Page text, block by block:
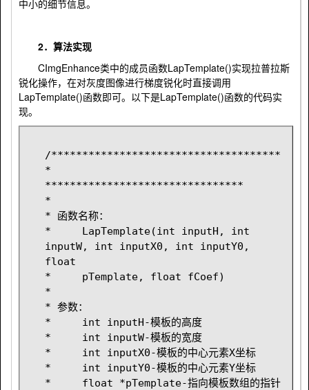
中小的细节信息。
2．算法实现
CImgEnhance类中的成员函数LapTemplate()实现拉普拉斯
锐化操作，在对灰度图像进行梯度锐化时直接调用
LapTemplate()函数即可。以下是LapTemplate()函数的代码实
现。
/*************************************
*
********************************
*
* 函数名称：
*     LapTemplate(int inputH, int
inputW, int inputX0, int inputY0,
float
*     pTemplate, float fCoef)
*
* 参数：
*     int inputH-模板的高度
*     int inputW-模板的宽度
*     int inputX0-模板的中心元素X坐标
*     int inputY0-模板的中心元素Y坐标
*     float *pTemplate-指向模板数组的指针